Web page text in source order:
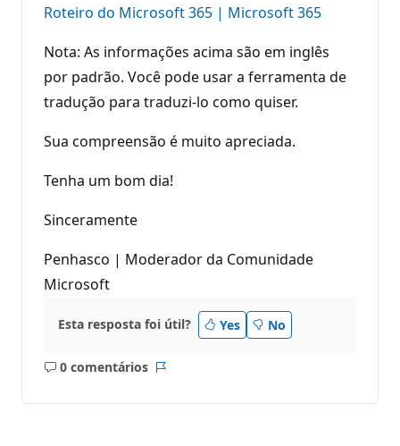
Roteiro do Microsoft 365 | Microsoft 365
Nota: As informações acima são em inglês
por padrão. Você pode usar a ferramenta de
tradução para traduzi-lo como quiser.
Sua compreensão é muito apreciada.
Tenha um bom dia!
Sinceramente
Penhasco | Moderador da Comunidade
Microsoft
Esta resposta foi útil? Yes No
0 comentários
Sem